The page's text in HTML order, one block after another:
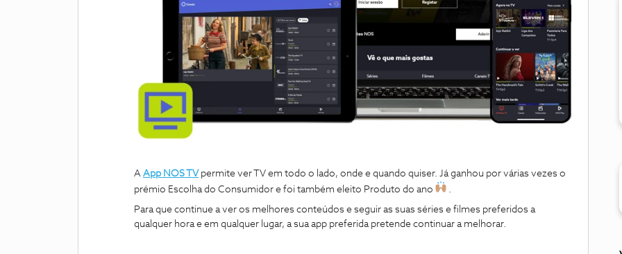
A App NOS TVpermite ver TV em todo o lado, onde e quando quiser. Já ganhou por várias vezes o
prémio Escolha do Consumidor e foi também eleito Produto do ano
Para que continue a ver os melhores conteúdos e seguir as suas séries e filmes preferidos a
qualquer hora e em qualquer lugar, a sua app preferida pretende continuar a melhorar.